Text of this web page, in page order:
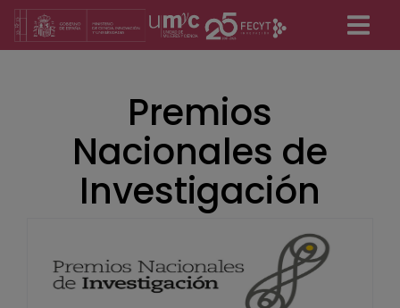
Pasar
Premios
Nacionales de
Investigación